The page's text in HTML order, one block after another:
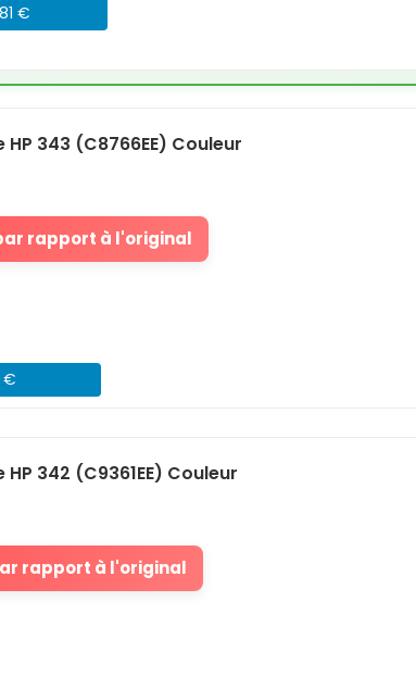
€
343 (C8766EE) Couleur
rapport à l'original
€
342 (C9361EE) Couleur
rapport à l'original